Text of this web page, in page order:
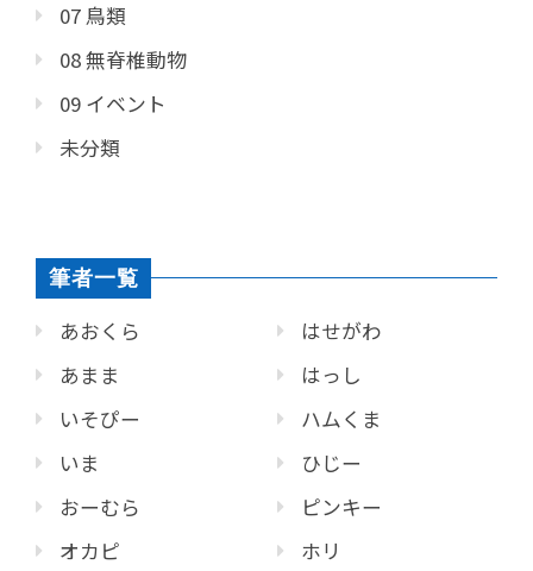
07 鳥類
08 無脊椎動物
09 イベント
未分類
筆者一覧
あおくら
あまま
いそぴー
いま
おーむら
オカピ
はせがわ
はっし
ハムくま
ひじー
ピンキー
ホリ